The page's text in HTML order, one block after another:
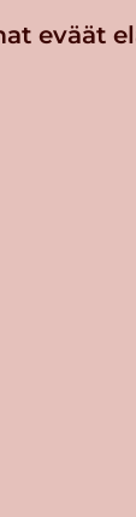
eväät